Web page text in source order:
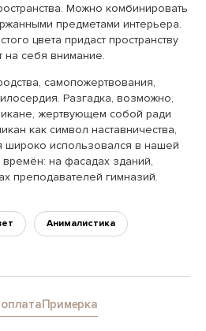
Можно комбинировать
предметами интерьера.
цвета придаст пространству
на себя внимание.
самопожертвования,
Разгадка, возможно,
жертвующем собой ради
как символ наставничества,
широко использовался в нашей
времён: на фасадах зданий,
преподавателей гимназий.
Анималистика
Примерка